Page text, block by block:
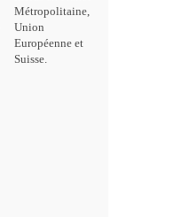
Métropolitaine,
Union
Européenne et
Suisse.